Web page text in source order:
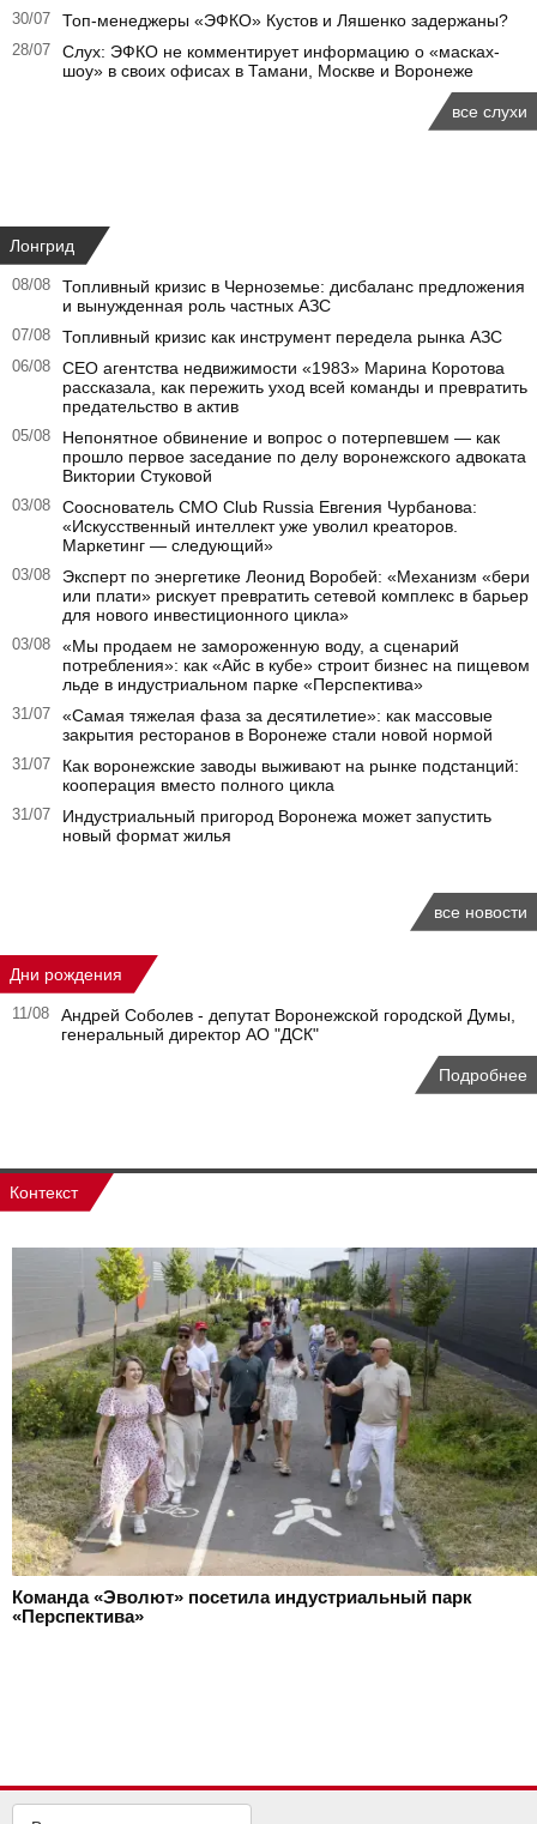
30/07 Топ-менеджеры «ЭФКО» Кустов и Ляшенко задержаны?
28/07
Слух: ЭФКО не комментирует информацию о «масках-
шоу» в своих офисах в Тамани, Москве и Воронеже
все слухи
Лонгрид
08/08
Топливный кризис в Черноземье: дисбаланс предложения
и вынужденная роль частных АЗС
07/08 Топливный кризис как инструмент передела рынка АЗС
06/08
CEO агентства недвижимости «1983» Марина Коротова
рассказала, как пережить уход всей команды и превратить
предательство в актив
05/08
Непонятное обвинение и вопрос о потерпевшем — как
прошло первое заседание по делу воронежского адвоката
Виктории Стуковой
03/08
Сооснователь CMO Club Russia Евгения Чурбанова:
«Искусственный интеллект уже уволил креаторов.
Маркетинг — следующий»
03/08
Эксперт по энергетике Леонид Воробей: «Механизм «бери
или плати» рискует превратить сетевой комплекс в барьер
для нового инвестиционного цикла»
03/08
«Мы продаем не замороженную воду, а сценарий
потребления»: как «Айс в кубе» строит бизнес на пищевом
льде в индустриальном парке «Перспектива»
31/07
«Самая тяжелая фаза за десятилетие»: как массовые
закрытия ресторанов в Воронеже стали новой нормой
31/07
Как воронежские заводы выживают на рынке подстанций:
кооперация вместо полного цикла
31/07
Индустриальный пригород Воронежа может запустить
новый формат жилья
все новости
Дни рождения
11/08
Андрей Соболев - депутат Воронежской городской Думы,
генеральный директор АО "ДСК"
Подробнее
Контекст
Команда «Эволют» посетила индустриальный парк
«Перспектива»